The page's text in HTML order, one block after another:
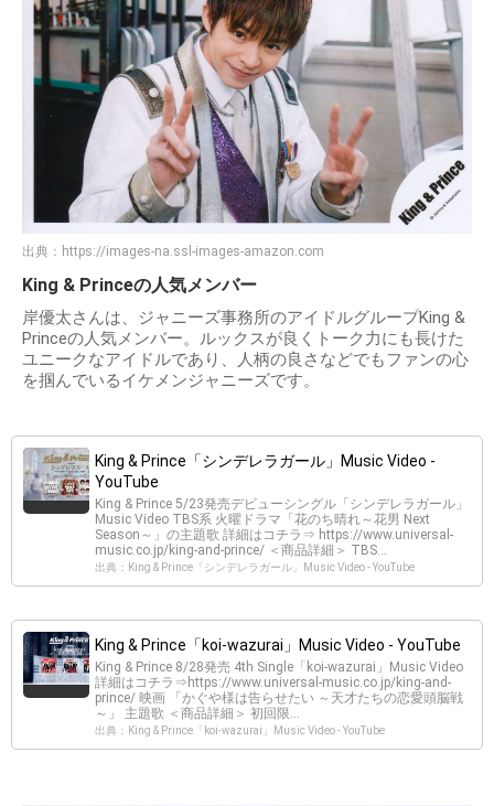
出典： https://images-na.ssl-images-amazon.com
King & Princeの人気メンバー
岸優太さんは、ジャニーズ事務所のアイドルグループKing &
Princeの人気メンバー。ルックスが良くトーク力にも長けた
ユニークなアイドルであり、人柄の良さなどでもファンの心
を掴んでいるイケメンジャニーズです。
King & Prince「シンデレラガール」Music Video -
YouTube
King & Prince 5/23発売デビューシングル「シンデレラガール」
Music Video TBS系 火曜ドラマ「花のち晴れ～花男 Next
Season～」の主題歌 詳細はコチラ⇒ https://www.universal-
music.co.jp/king-and-prince/ ＜商品詳細＞ TBS...
出典：King & Prince「シンデレラガール」Music Video - YouTube
King & Prince「koi-wazurai」Music Video - YouTube
King & Prince 8/28発売 4th Single「koi-wazurai」Music Video
詳細はコチラ⇒https://www.universal-music.co.jp/king-and-
prince/ 映画 「かぐや様は告らせたい ～天才たちの恋愛頭脳戦
～」 主題歌 ＜商品詳細＞ 初回限...
出典：King & Prince「koi-wazurai」Music Video - YouTube